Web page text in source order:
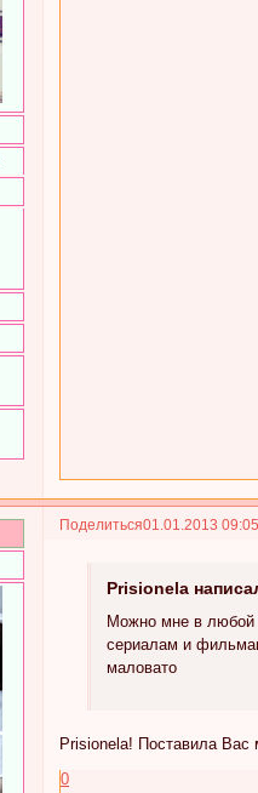
Поделиться01.01.2013
Prisionela
Можно мне в любой
сериалам и
маловато
Prisionela! Поставила
0